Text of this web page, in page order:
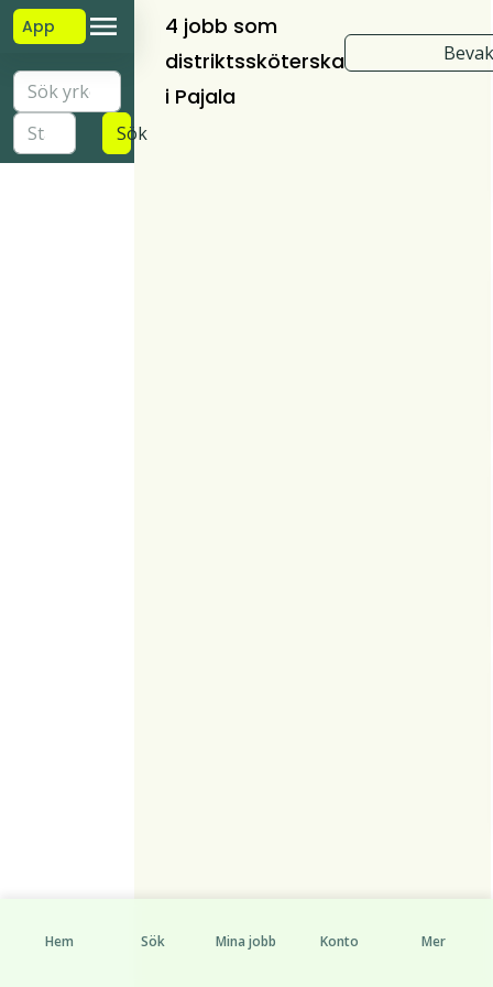
App
Sök
4 jobb som
distriktssköterska
i Pajala
Hem Sök Mina jobb Konto Mer